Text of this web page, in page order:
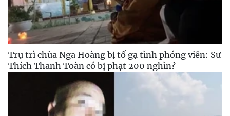
Trụ trì chùa Nga Hoàng bị tố gạ tình phóng viên: Sư
Thích Thanh Toàn có bị phạt 200 nghìn?